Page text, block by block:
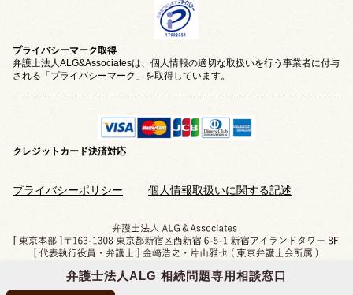
弁護士法人ALG 相続問題専用相談窓口
プライバシーマーク取得
弁護士法人ALG&Associatesは、個人情報の適切な取扱いを行う事業者に付与
される 「プライバシーマーク」 を取得しています。
クレジットカード決済対応
プライバシーポリシー 個人情報取扱いに関する記述
Copyright © 2019-2026 相続問題のご相談なら